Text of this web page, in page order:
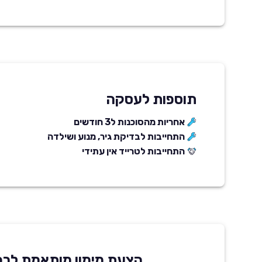
תוספות לעסקה
אחריות מהסוכנות ל3 חודשים
התחייבות לבדיקת גיר, מנוע ושילדה
התחייבות לטרייד אין עתידי